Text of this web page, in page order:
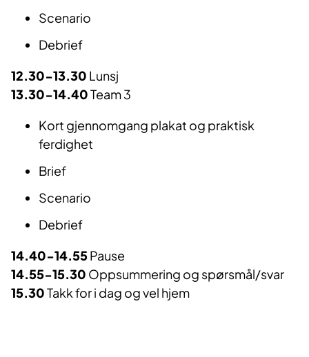
Scenario
Debrief
12.30-13.30 Lunsj
13.30-14.40Team 3
Kort gjennomgang plakat og praktisk
ferdighet
Brief
Scenario
Debrief
14.40-14.55Pause
14.55-15.30 Oppsummering og spørsmål/svar
15.30Takk for i dag og vel hjem